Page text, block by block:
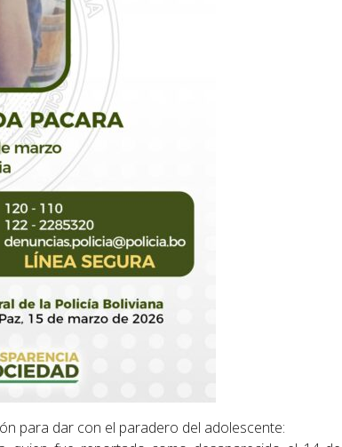
para dar con el paradero del adolescente: